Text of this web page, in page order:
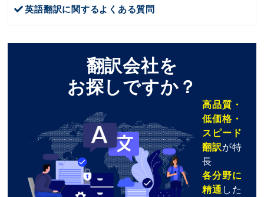
英語翻訳に関するよくある質問
翻訳会社を
お探しですか？
高品質・
低価格・
スピード
翻訳が特
長
各分野に
精通 した